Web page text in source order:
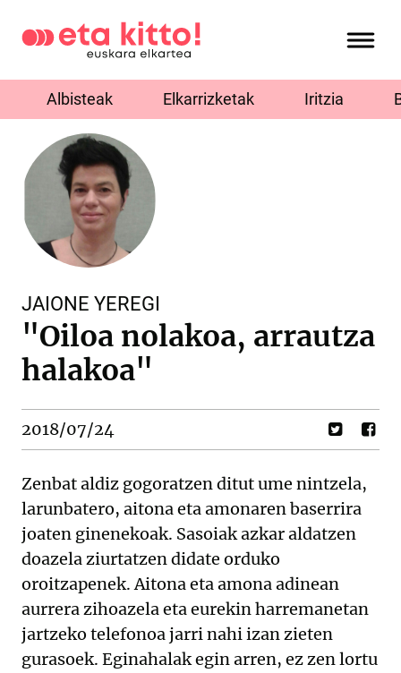
Albisteak Elkarrizketak Iritzia
JAIONE YEREGI
"Oiloa nolakoa, arrautza
halakoa"
2018/07/24
Zenbat aldiz gogoratzen ditut ume nintzela,
larunbatero, aitona eta amonaren baserrira
joaten ginenekoak. Sasoiak azkar aldatzen
doazela ziurtatzen didate orduko
oroitzapenek. Aitona eta amona adinean
aurrera zihoazela eta eurekin harremanetan
jartzeko telefonoa jarri nahi izan zieten
gurasoek. Eginahalak egin arren, ez zen lortu